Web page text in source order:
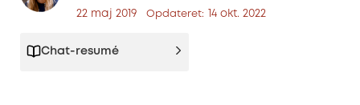
22 maj 2019 Opdateret: 14 okt. 2022
Chat-resumé